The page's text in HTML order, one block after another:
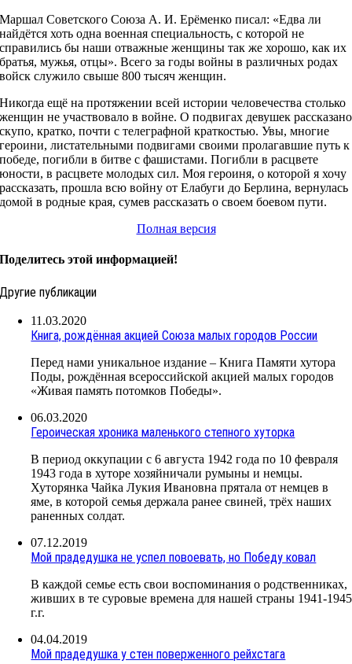
Маршал Советского Союза А. И. Ерёменко писал: «Едва ли
найдётся хоть одна военная специальность, с которой не
справились бы наши отважные женщины так же хорошо, как их
братья, мужья, отцы». Всего за годы войны в различных родах
войск служило свыше 800 тысяч женщин.
Никогда ещё на протяжении всей истории человечества столько
женщин не участвовало в войне. О подвигах девушек рассказано
скупо, кратко, почти с телеграфной краткостью. Увы, многие
героини, листательными подвигами своими пролагавшие путь к
победе, погибли в битве с фашистами. Погибли в расцвете
юности, в расцвете молодых сил. Моя героиня, о которой я хочу
рассказать, прошла всю войну от Елабуги до Берлина, вернулась
домой в родные края, сумев рассказать о своем боевом пути.
Полная версия
Поделитесь этой информацией!
Другие публикации
11.03.2020
Книга, рождённая акцией Союза малых городов России
Перед нами уникальное издание – Книга Памяти хутора
Поды, рождённая всероссийской акцией малых городов
«Живая память потомков Победы».
06.03.2020
Героическая хроника маленького степного хуторка
В период оккупации с 6 августа 1942 года по 10 февраля
1943 года в хуторе хозяйничали румыны и немцы.
Хуторянка Чайка Лукия Ивановна прятала от немцев в
яме, в которой семья держала ранее свиней, трёх наших
раненных солдат.
07.12.2019
Мой прадедушка не успел повоевать, но Победу ковал
В каждой семье есть свои воспоминания о родственниках,
живших в те суровые времена для нашей страны 1941-1945
г.г.
04.04.2019
Мой прадедушка у стен поверженного рейхстага